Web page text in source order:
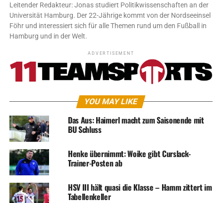
Leitender Redakteur: Jonas studiert Politikwissenschaften an der
Universität Hamburg. Der 22-Jährige kommt von der Nordseeinsel
Föhr und interessiert sich für alle Themen rund um den Fußball in
Hamburg und in der Welt.
ADVERTISEMENT
YOU MAY LIKE
Das Aus: Haimerl macht zum Saisonende mit
BU Schluss
Henke übernimmt: Woike gibt Curslack-
Trainer-Posten ab
HSV III hält quasi die Klasse – Hamm zittert im
Tabellenkeller